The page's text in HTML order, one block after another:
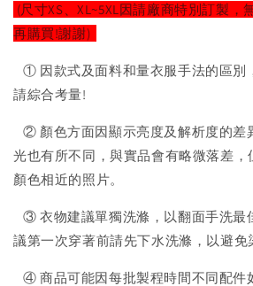
(尺寸XS、XL~5XL因請廠商特別訂製，
再購買!謝謝)
① 因款式及面料和量衣服手法的區別
請綜合考量!
② 顏色方面因顯示亮度及解析度的差
光也有所不同，與實品會有略微落差，
顏色相近的照片。
③ 衣物建議單獨洗滌，以翻面手洗最
議第一次穿著前請先下水洗滌，以避免
④ 商品可能因每批製程時間不同配件